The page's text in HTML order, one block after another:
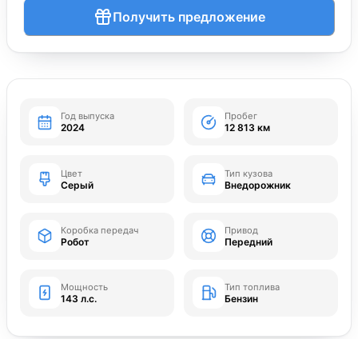
Получить предложение
Год выпуска
2024
Пробег
12 813 км
Цвет
Серый
Тип кузова
Внедорожник
Коробка передач
Робот
Привод
Передний
Мощность
143 л.с.
Тип топлива
Бензин